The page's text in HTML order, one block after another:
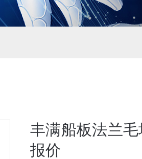
丰满船板法兰
报价